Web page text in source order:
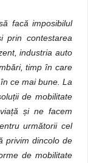
facă imposibilul
prin contestarea
industria auto
timp în care
ce mai bune. La
de mobilitate
și ne facem
următorii cel
privim dincolo de
de mobilitate